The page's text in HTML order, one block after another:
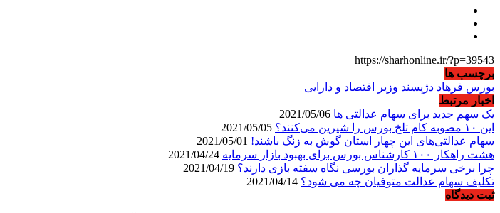
https://sharhonline.ir/?p=39543
برچسب ها
بورس فرهاد دژپسند وزیر اقتصاد و دارایی
اخبار مرتبط
یک سهم جدید برای سهام عدالتی ها
این ۱۰ مصوبه کام تلخ بورس را شیرین می‌کنند؟
سهام عدالتی‌های این چهار استان گوش به زنگ باشند!
هشت راهکار ۱۰۰ کارشناس بورس برای بهبود بازار سرمایه
چرا برخی سرمایه گذاران بورسی نگاه سفته بازی دارند؟
تکلیف سهام عدالت متوفیان چه می شود؟
ثبت دیدگاه